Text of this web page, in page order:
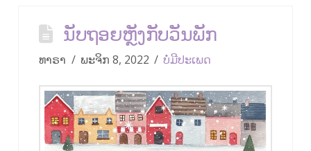
ນັບຖອຍຫຼັງກັບວັນພັກ
ທາຣາ ພະຈິກ 8, 2022 ບໍ່ມີປະເພດ